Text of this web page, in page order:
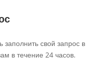
заполнить свой запрос в
в течение 24 часов.